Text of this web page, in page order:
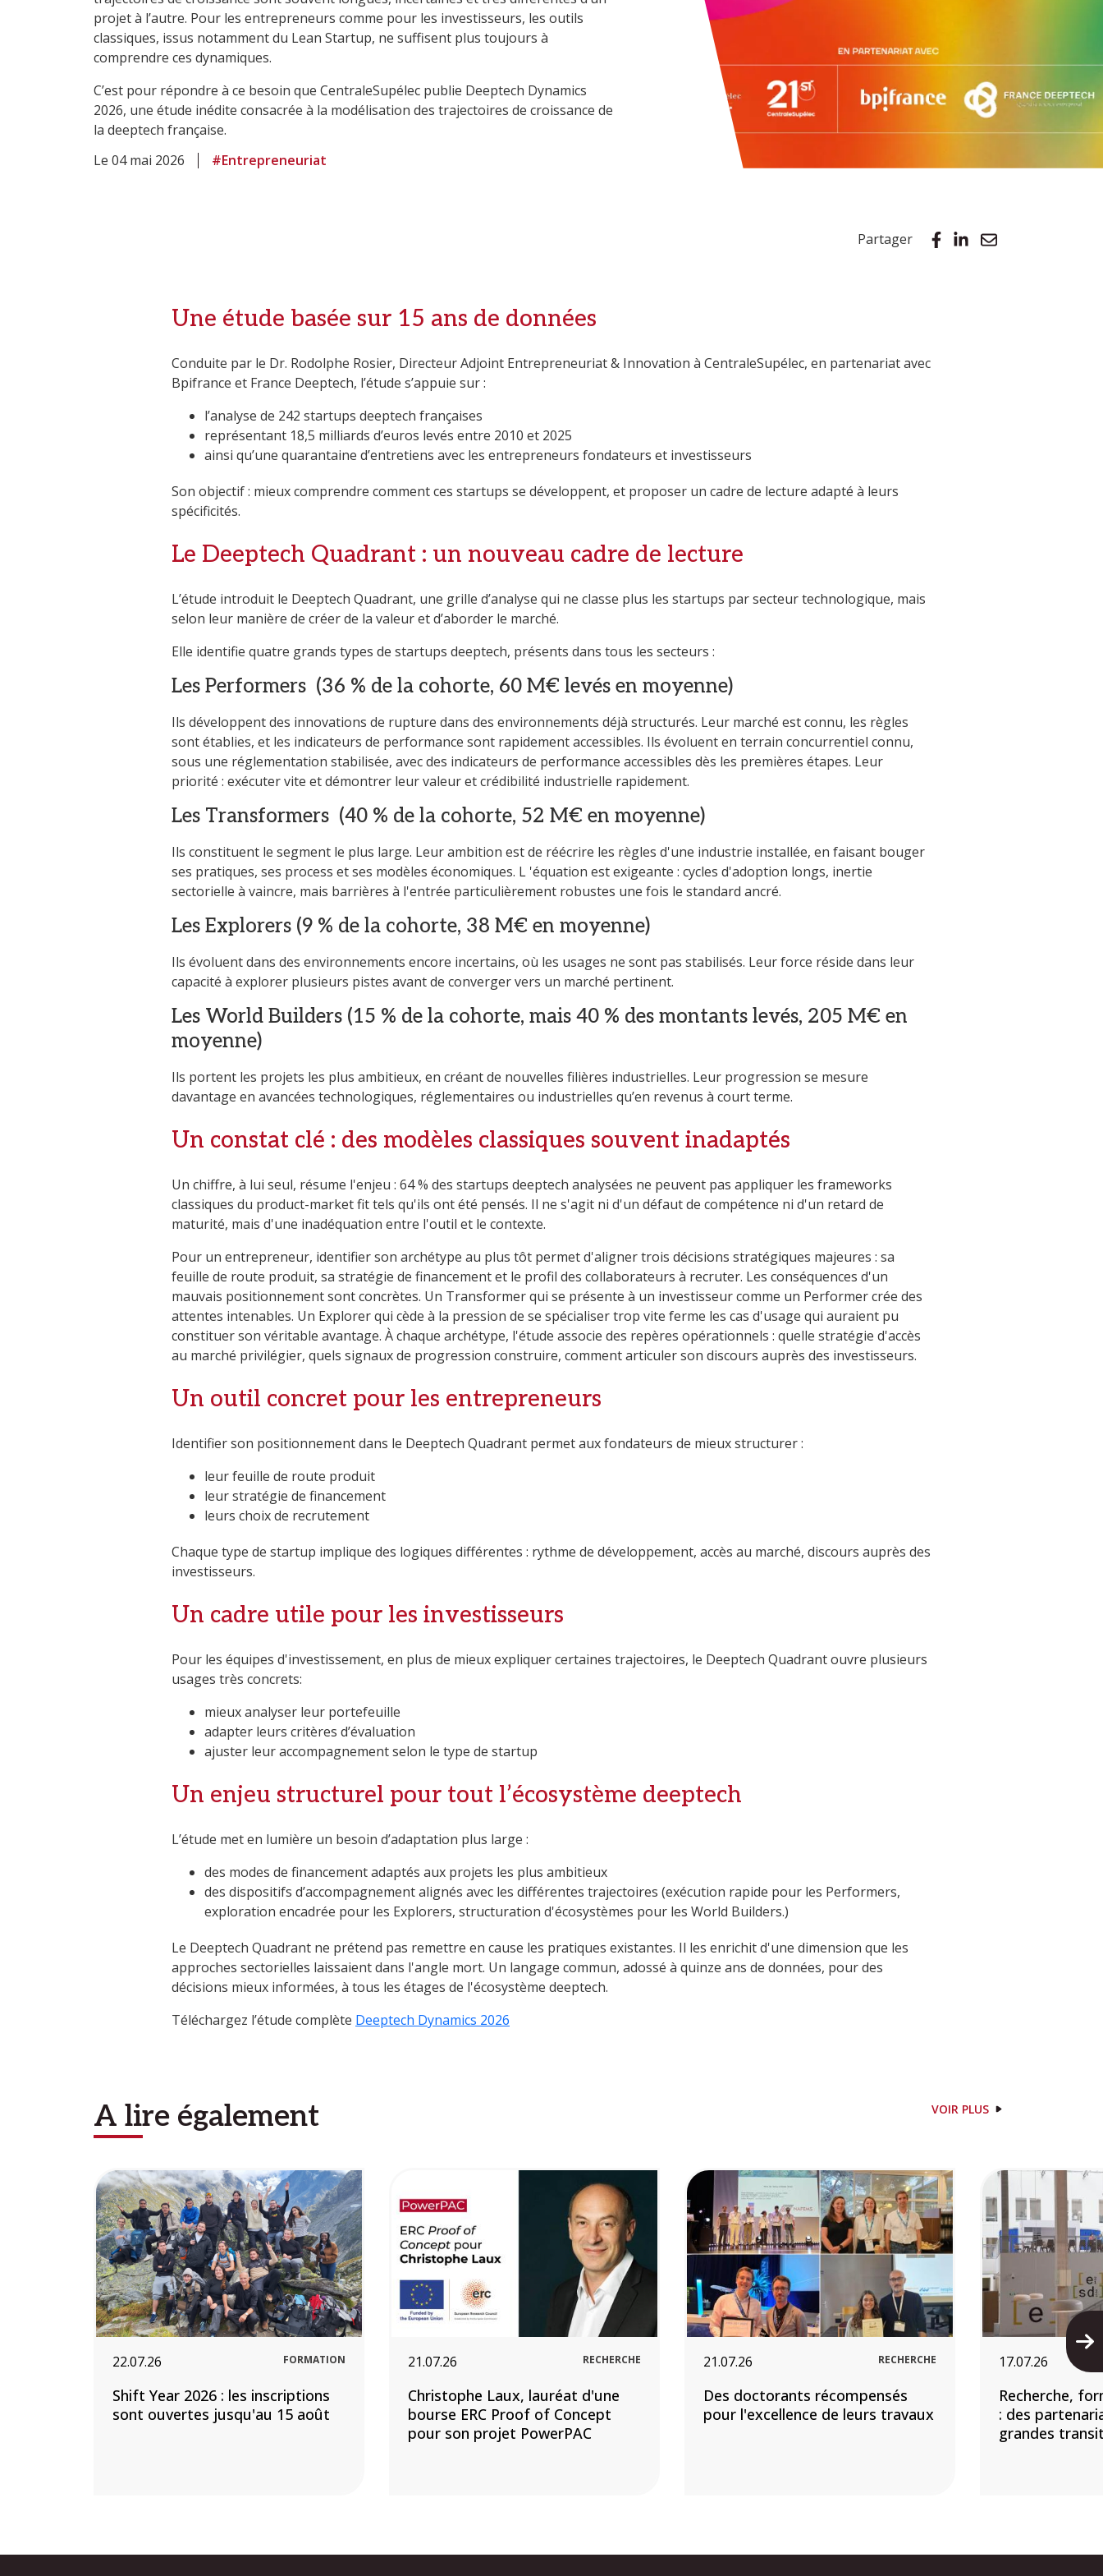
projet à l’autre. Pour les entrepreneurs comme pour les investisseurs, les outils
classiques, issus notamment du Lean Startup, ne suffisent plus toujours à
comprendre ces dynamiques.
C’est pour répondre à ce besoin que CentraleSupélec publie Deeptech Dynamics
2026, une étude inédite consacrée à la modélisation des trajectoires de croissance de
la deeptech française.
Le 04 mai 2026
#Entrepreneuriat
Partager
Une étude basée sur 15 ans de données
Conduite par le Dr. Rodolphe Rosier, Directeur Adjoint Entrepreneuriat & Innovation à CentraleSupélec, en partenariat avec
Bpifrance et France Deeptech, l’étude s’appuie sur :
l’analyse de 242 startups deeptech françaises
représentant 18,5 milliards d’euros levés entre 2010 et 2025
ainsi qu’une quarantaine d’entretiens avec les entrepreneurs fondateurs et investisseurs
Son objectif : mieux comprendre comment ces startups se développent, et proposer un cadre de lecture adapté à leurs
spécificités.
Le Deeptech Quadrant : un nouveau cadre de lecture
L’étude introduit le Deeptech Quadrant, une grille d’analyse qui ne classe plus les startups par secteur technologique, mais
selon leur manière de créer de la valeur et d’aborder le marché.
Elle identifie quatre grands types de startups deeptech, présents dans tous les secteurs :
Les Performers (36 % de la cohorte, 60 M€ levés en moyenne)
Ils développent des innovations de rupture dans des environnements déjà structurés. Leur marché est connu, les règles
sont établies, et les indicateurs de performance sont rapidement accessibles. Ils évoluent en terrain concurrentiel connu,
sous une réglementation stabilisée, avec des indicateurs de performance accessibles dès les premières étapes. Leur
priorité : exécuter vite et démontrer leur valeur et crédibilité industrielle rapidement.
Les Transformers (40 % de la cohorte, 52 M€ en moyenne)
Ils constituent le segment le plus large. Leur ambition est de réécrire les règles d'une industrie installée, en faisant bouger
ses pratiques, ses process et ses modèles économiques. L 'équation est exigeante : cycles d'adoption longs, inertie
sectorielle à vaincre, mais barrières à l'entrée particulièrement robustes une fois le standard ancré.
Les Explorers (9 % de la cohorte, 38 M€ en moyenne)
Ils évoluent dans des environnements encore incertains, où les usages ne sont pas stabilisés. Leur force réside dans leur
capacité à explorer plusieurs pistes avant de converger vers un marché pertinent.
Les World Builders (15 % de la cohorte, mais 40 % des montants levés, 205 M€ en
moyenne)
Ils portent les projets les plus ambitieux, en créant de nouvelles filières industrielles. Leur progression se mesure
davantage en avancées technologiques, réglementaires ou industrielles qu’en revenus à court terme.
Un constat clé : des modèles classiques souvent inadaptés
Un chiffre, à lui seul, résume l'enjeu : 64 % des startups deeptech analysées ne peuvent pas appliquer les frameworks
classiques du product-market fit tels qu'ils ont été pensés. Il ne s'agit ni d'un défaut de compétence ni d'un retard de
maturité, mais d'une inadéquation entre l'outil et le contexte.
Pour un entrepreneur, identifier son archétype au plus tôt permet d'aligner trois décisions stratégiques majeures : sa
feuille de route produit, sa stratégie de financement et le profil des collaborateurs à recruter. Les conséquences d'un
mauvais positionnement sont concrètes. Un Transformer qui se présente à un investisseur comme un Performer crée des
attentes intenables. Un Explorer qui cède à la pression de se spécialiser trop vite ferme les cas d'usage qui auraient pu
constituer son véritable avantage. À chaque archétype, l'étude associe des repères opérationnels : quelle stratégie d'accès
au marché privilégier, quels signaux de progression construire, comment articuler son discours auprès des investisseurs.
Un outil concret pour les entrepreneurs
Identifier son positionnement dans le Deeptech Quadrant permet aux fondateurs de mieux structurer :
leur feuille de route produit
leur stratégie de financement
leurs choix de recrutement
Chaque type de startup implique des logiques différentes : rythme de développement, accès au marché, discours auprès des
investisseurs.
Un cadre utile pour les investisseurs
Pour les équipes d'investissement, en plus de mieux expliquer certaines trajectoires, le Deeptech Quadrant ouvre plusieurs
usages très concrets:
mieux analyser leur portefeuille
adapter leurs critères d’évaluation
ajuster leur accompagnement selon le type de startup
Un enjeu structurel pour tout l’écosystème deeptech
L’étude met en lumière un besoin d’adaptation plus large :
des modes de financement adaptés aux projets les plus ambitieux
des dispositifs d’accompagnement alignés avec les différentes trajectoires (exécution rapide pour les Performers,
exploration encadrée pour les Explorers, structuration d'écosystèmes pour les World Builders.)
Le Deeptech Quadrant ne prétend pas remettre en cause les pratiques existantes. Il les enrichit d'une dimension que les
approches sectorielles laissaient dans l'angle mort. Un langage commun, adossé à quinze ans de données, pour des
décisions mieux informées, à tous les étages de l'écosystème deeptech.
Téléchargez l’étude complète Deeptech Dynamics 2026
A lire également VOIR PLUS
Image
22.07.26 FORMATION
Shift Year 2026 : les inscriptions
sont ouvertes jusqu'au 15 août
21.07.26 RECHERCHE
Christophe Laux, lauréat d'une
bourse ERC Proof of Concept
pour son projet PowerPAC
Image
21.07.26 RECHERCHE
Des doctorants récompensés
pour l'excellence de leurs travaux
Image
17.07.26
Recherche,
: des
grandes